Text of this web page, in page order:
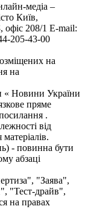
медіа –
Київ,
208/1 E-mail:
205-43-00
на
на
« Новини України
пряме
.
від
- повинна бути
абзаці
"Заява",
"Тест-драйв",
на правах